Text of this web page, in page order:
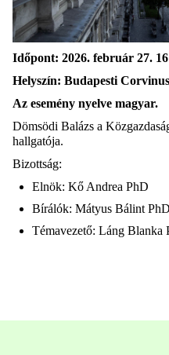
Időpont: 2026. február 27.
Helyszín: Budapesti
Az esemény nyelve magyar.
Dömsödi Balázs a
hallgatója.
Bizottság:
Elnök: Kő Andrea PhD
Bírálók: Mátyus Bálint
Témavezető: Láng Blanka